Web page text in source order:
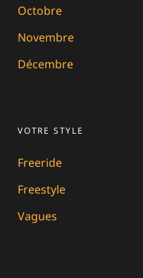
Octobre
Novembre
Décembre
VOTRE STYLE
Freeride
Freestyle
Vagues